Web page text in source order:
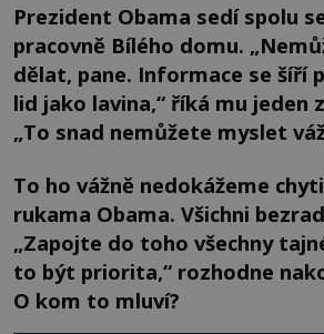
Prezident Obama sedí spolu
pracovně Bílého domu.
dělat, pane. Informace se šíří
lid jako lavina,“ říká mu jeden
„To snad nemůžete myslet
To ho vážně nedokážeme
rukama Obama. Všichni
„Zapojte do toho všechny
to být priorita,“ rozhodne
O kom to mluví?